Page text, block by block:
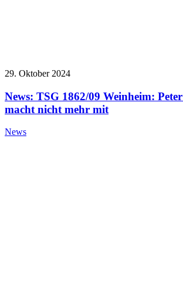
29. Oktober 2024
News: TSG 1862/09 Weinheim:
macht nicht mehr mit
News